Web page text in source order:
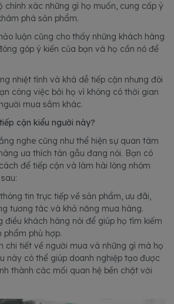
chính xác những gì họ muốn, cung cấp ý
phá sản phẩm.
luận cũng cho thấy những khách hàng
góp ý kiến của bạn và họ cần nó để
nhiệt tình và khá dễ tiếp cận nhưng đôi
công việc bởi họ vì không có thời gian
mua sắm khác.
cận kiểu người này?
nghe cũng như thể hiện sự quan tâm
ưa thích tán gẫu đang nói. Bạn có
để tiếp cận và làm hài lòng nhóm
tin trực tiếp về sản phẩm, ưu đãi,
tương tác và khả năng mua hàng.
điều khách hàng nói để giúp họ tìm kiếm
phù hợp.
chi tiết về người mua và những gì mà họ
này có thể giúp doanh nghiệp tạo được
thành các mối quan hệ bền chặt với